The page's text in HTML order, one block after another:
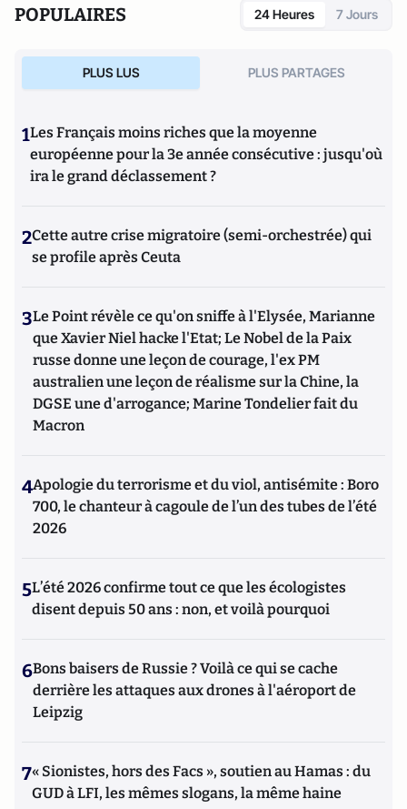
POPULAIRES 24 Heures 7 Jours
PLUS LUS PLUS PARTAGES
1Les Français moins riches que la moyenne
européenne pour la 3e année consécutive : jusqu'où
ira le grand déclassement ?
2Cette autre crise migratoire (semi-orchestrée) qui
se profile après Ceuta
3Le Point révèle ce qu'on sniffe à l'Elysée, Marianne
que Xavier Niel hacke l'Etat; Le Nobel de la Paix
russe donne une leçon de courage, l'ex PM
australien une leçon de réalisme sur la Chine, la
DGSE une d'arrogance; Marine Tondelier fait du
Macron
4Apologie du terrorisme et du viol, antisémite : Boro
700, le chanteur à cagoule de l’un des tubes de l’été
2026
5L’été 2026 confirme tout ce que les écologistes
disent depuis 50 ans : non, et voilà pourquoi
6Bons baisers de Russie ? Voilà ce qui se cache
derrière les attaques aux drones à l'aéroport de
Leipzig
7« Sionistes, hors des Facs », soutien au Hamas : du
GUD à LFI, les mêmes slogans, la même haine